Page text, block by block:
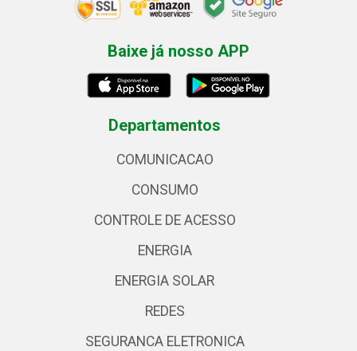
Baixe já nosso APP
Departamentos
COMUNICACAO
CONSUMO
CONTROLE DE ACESSO
ENERGIA
ENERGIA SOLAR
REDES
SEGURANCA ELETRONICA